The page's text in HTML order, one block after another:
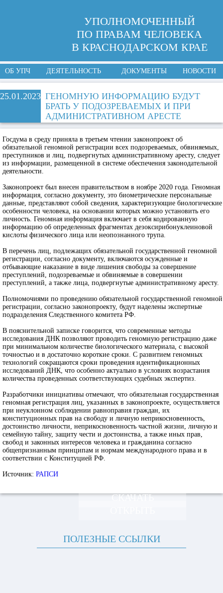
УПОЛНОМОЧЕННЫЙ
ПО ПРАВАМ ЧЕЛОВЕКА
В КРАСНОДАРСКОМ КРАЕ
ОБ УПЧ ДЕЯТЕЛЬНОСТЬ ДОКУМЕНТЫ НОВОСТИ
25.01.2023 ГЕНОМНУЮ ИНФОРМАЦИЮ БУДУТ
БРАТЬ У ПОДОЗРЕВАЕМЫХ И ПРИ
АДМИНИСТРАТИВНОМ АРЕСТЕ
Госдума в среду приняла в третьем чтении законопроект об
обязательной геномной регистрации всех подозреваемых, обвиняемых,
преступников и лиц, подвергнутых административному аресту, следует
из информации, размещенной в системе обеспечения законодательной
деятельности.
Законопроект был внесен правительством в ноябре 2020 года. Геномная
информация, согласно документу, это биометрические персональные
данные, представляют собой сведения, характеризующие биологические
особенности человека, на основании которых можно установить его
личность. Геномная информация включает в себя кодированную
информацию об определенных фрагментах дезоксирибонуклеиновой
кислоты физического лица или неопознанного трупа.
В перечень лиц, подлежащих обязательной государственной геномной
регистрации, согласно документу, включаются осужденные и
отбывающие наказание в виде лишения свободы за совершение
преступлений, подозреваемые и обвиняемые в совершении
преступлений, а также лица, подвергнутые административному аресту.
Полномочиями по проведению обязательной государственной геномной
регистрации, согласно законопроекту, будут наделены экспертные
подразделения Следственного комитета РФ.
В пояснительной записке говорится, что современные методы
исследования ДНК позволяют проводить геномную регистрацию даже
при минимальном количестве биологического материала, с высокой
точностью и в достаточно короткие сроки. С развитием геномных
технологий сокращаются сроки проведения идентификационных
исследований ДНК, что особенно актуально в условиях возрастания
количества проведенных соответствующих судебных экспертиз.
Разработчики инициативы отмечают, что обязательная государственная
геномная регистрация лиц, указанных в законопроекте, осуществляется
при неуклонном соблюдении равноправия граждан, их
конституционных прав на свободу и личную неприкосновенность,
достоинство личности, неприкосновенность частной жизни, личную и
семейную тайну, защиту чести и достоинства, а также иных прав,
свобод и законных интересов человека и гражданина согласно
общепризнанным принципам и нормам международного права и в
соответствии с Конституцией РФ.
Источник: РАПСИ
СКАЧАТЬ
ПОЛЕЗНЫЕ ССЫЛКИ